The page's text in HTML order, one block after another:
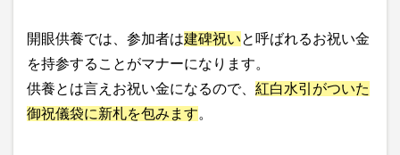
開眼供養では、参加者は建碑祝いと呼ばれるお祝い金
を持参することがマナーになります。
供養とは言えお祝い金になるので、 紅白水引がついた
御祝儀袋に新札を包みます。